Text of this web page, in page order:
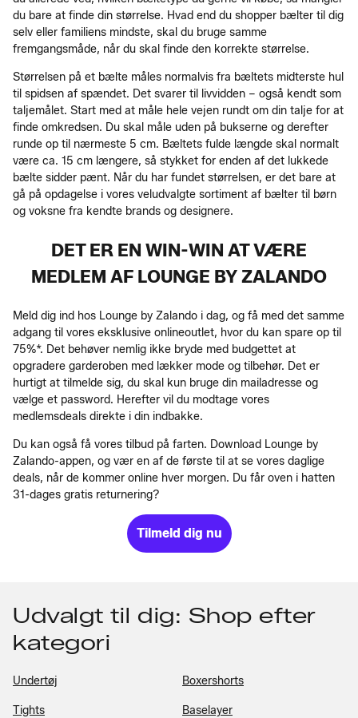
du bare at finde din størrelse. Hvad end du shopper bælter til dig
selv eller familiens mindste, skal du bruge samme
fremgangsmåde, når du skal finde den korrekte størrelse.
Størrelsen på et bælte måles normalvis fra bæltets midterste hul
til spidsen af spændet. Det svarer til livvidden – også kendt som
taljemålet. Start med at måle hele vejen rundt om din talje for at
finde omkredsen. Du skal måle uden på bukserne og derefter
runde op til nærmeste 5 cm. Bæltets fulde længde skal normalt
være ca. 15 cm længere, så stykket for enden af det lukkede
bælte sidder pænt. Når du har fundet størrelsen, er det bare at
gå på opdagelse i vores veludvalgte sortiment af bælter til børn
og voksne fra kendte brands og designere.
DET ER EN WIN-WIN AT VÆRE
MEDLEM AF LOUNGE BY ZALANDO
Meld dig ind hos Lounge by Zalando i dag, og få med det samme
adgang til vores eksklusive onlineoutlet, hvor du kan spare op til
75%*. Det behøver nemlig ikke bryde med budgettet at
opgradere garderoben med lækker mode og tilbehør. Det er
hurtigt at tilmelde sig, du skal kun bruge din mailadresse og
vælge et password. Herefter vil du modtage vores
medlemsdeals direkte i din indbakke.
Du kan også få vores tilbud på farten. Download Lounge by
Zalando-appen, og vær en af de første til at se vores daglige
deals, når de kommer online hver morgen. Du får oven i hatten
31-dages gratis returnering?
Tilmeld dig nu
Udvalgt til dig: Shop efter
kategori
Undertøj Boxershorts
Tights Baselayer